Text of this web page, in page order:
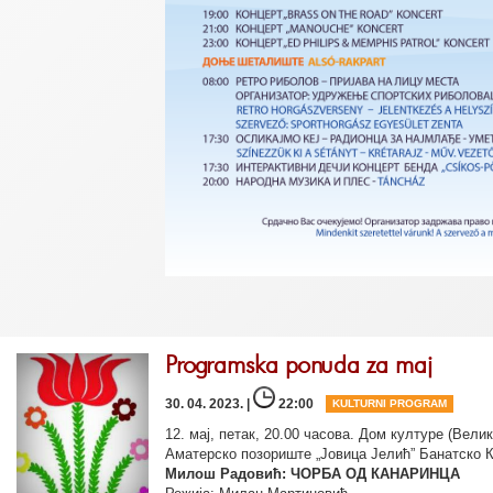
Programska ponuda za maj
30. 04. 2023. | 22:00 KULTURNI PROGRAM
12. мај, петак, 20.00 часова. Дом културе
Аматерско позориште „Јовица Јелић” Банатско
Милош Радовић: ЧОРБА ОД КАНАРИНЦА